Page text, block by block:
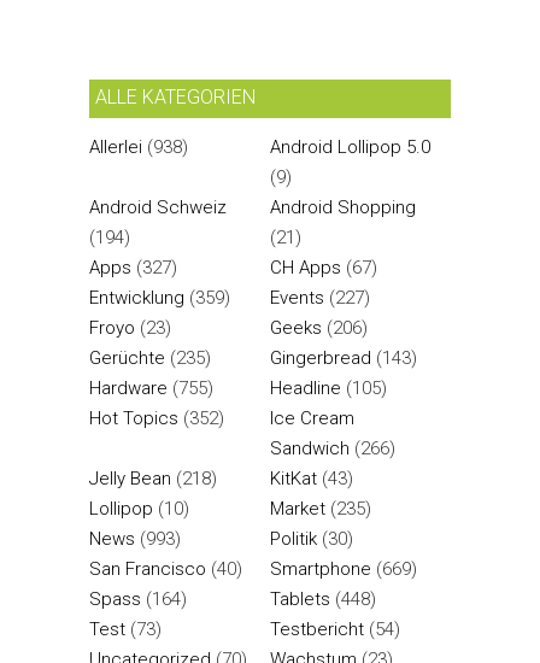
ALLE KATEGORIEN
Allerlei (938)
Android Lollipop 5.0
(9)
Android Schweiz
(194)
Android Shopping
(21)
Apps (327) CH Apps (67)
Entwicklung (359) Events (227)
Froyo (23) Geeks (206)
Gerüchte (235) Gingerbread (143)
Hardware (755) Headline (105)
Hot Topics (352)
Ice Cream
Sandwich (266)
Jelly Bean (218) KitKat (43)
Lollipop (10) Market (235)
News (993) Politik (30)
San Francisco (40) Smartphone (669)
Spass (164) Tablets (448)
Test (73) Testbericht (54)